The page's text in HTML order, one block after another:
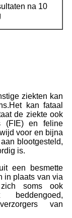
na 10
ziekten kan
kan fataal
de ziekte ook
(FIE) en feline
voor en bijna
blootgesteld,
is.
een besmette
in plaats van via
soms ook
van